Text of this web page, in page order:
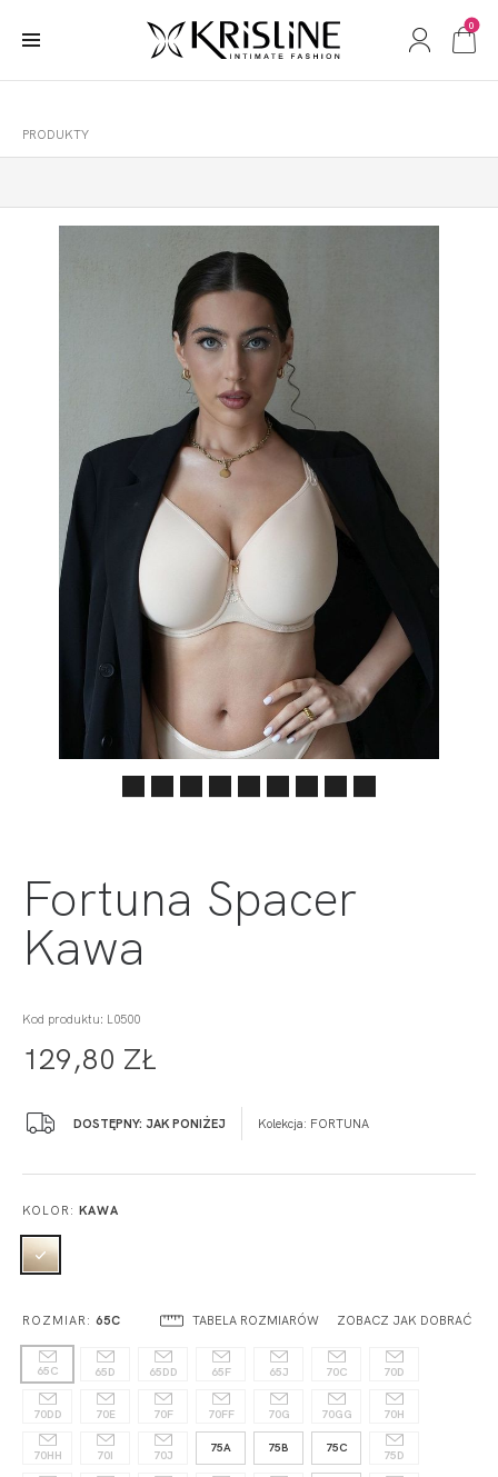
0
PRODUKTY
Fortuna Spacer
Kawa
Kod produktu: L0500
129,80 ZŁ
DOSTĘPNY: JAK PONIŻEJ Kolekcja: FORTUNA
KOLOR: KAWA
ROZMIAR: 65C TABELA ROZMIARÓW ZOBACZ JAK DOBRAĆ
65C 65D 65DD 65F 65J 70C 70D
70DD 70E 70F 70FF 70G 70GG 70H
70HH 70I 70J
75A 75B 75C
75D